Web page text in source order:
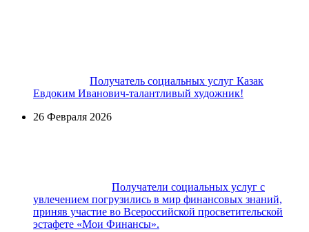
Получатель социальных услуг Казак
Евдоким Иванович-талантливый художник!
26 Февраля 2026
Получатели социальных услуг с
увлечением погрузились в мир финансовых знаний,
приняв участие во Всероссийской просветительской
эстафете «Мои Финансы».